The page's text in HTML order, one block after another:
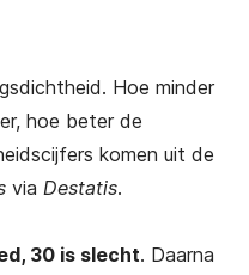
Hoe minder
hoe beter de
komen uit de
via Destatis.
30 is slecht. Daarna